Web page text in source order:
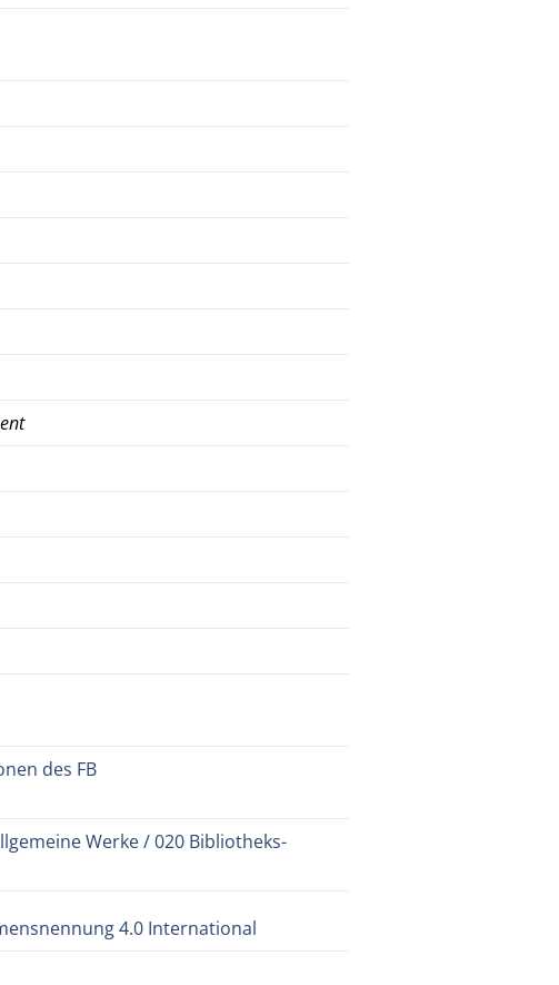
des FB
Werke / 020 Bibliotheks-
4.0 International